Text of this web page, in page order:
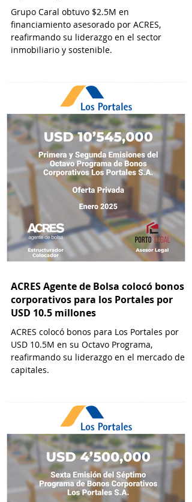
Grupo Caral obtuvo $2.5M en
financiamiento asesorado por ACRES,
reafirmando su liderazgo en el sector
inmobiliario y sostenible.
ACRES Agente de Bolsa colocó bonos
corporativos para los Portales por
USD 10.5 millones
ACRES colocó bonos para Los Portales por
USD 10.5M en su Octavo Programa,
reafirmando su liderazgo en el mercado de
capitales.